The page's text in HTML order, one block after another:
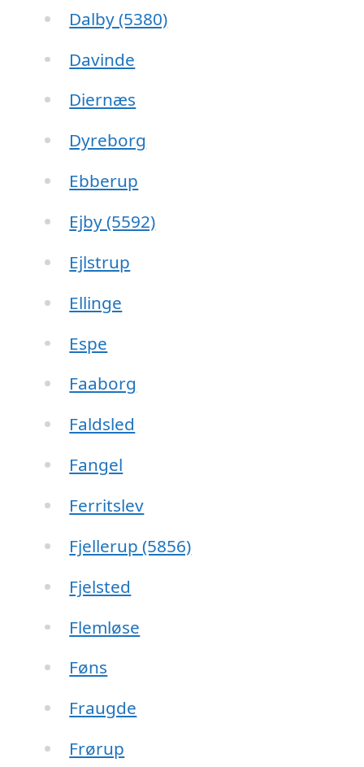
Dalby (5380)
Davinde
Diernæs
Dyreborg
Ebberup
Ejby (5592)
Ejlstrup
Ellinge
Espe
Faaborg
Faldsled
Fangel
Ferritslev
Fjellerup (5856)
Fjelsted
Flemløse
Føns
Fraugde
Frørup